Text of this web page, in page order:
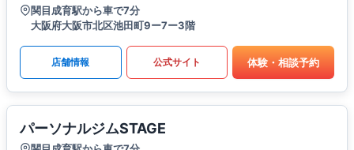
関目成育駅から車で7分
大阪府大阪市北区池田町9ー7ー3階
店舗情報 公式サイト 体験・相談予約
パーソナルジムSTAGE